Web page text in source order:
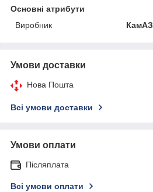
Основні атрибути
Виробник
КамАЗ
Умови доставки
Нова Пошта
Всі умови доставки
Умови оплати
Післяплата
Всі умови оплати